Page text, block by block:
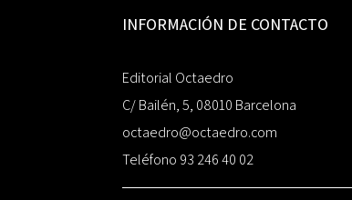
INFORMACIÓN DE CONTACTO
Editorial Octaedro
C/ Bailén, 5, 08010 Barcelona
octaedro@octaedro.com
Teléfono 93 246 40 02